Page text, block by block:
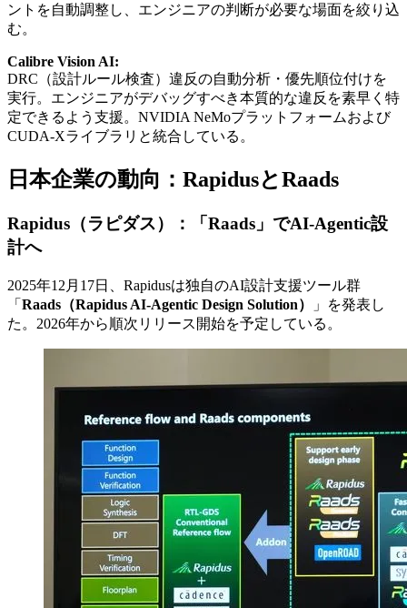
ントを自動調整し、エンジニアの判断が必要な場面を絞り込
む。
Calibre Vision AI:
DRC（設計ルール検査）違反の自動分析・優先順位付けを
実行。エンジニアがデバッグすべき本質的な違反を素早く特
定できるよう支援。NVIDIA NeMoプラットフォームおよび
CUDA-Xライブラリと統合している。
日本企業の動向：RapidusとRaads
Rapidus（ラピダス）：「Raads」でAI-Agentic設
計へ
2025年12月17日、Rapidusは独自のAI設計支援ツール群
「 Raads（Rapidus AI-Agentic Design Solution）
」を発表し
た。2026年から順次リリース開始を予定している。